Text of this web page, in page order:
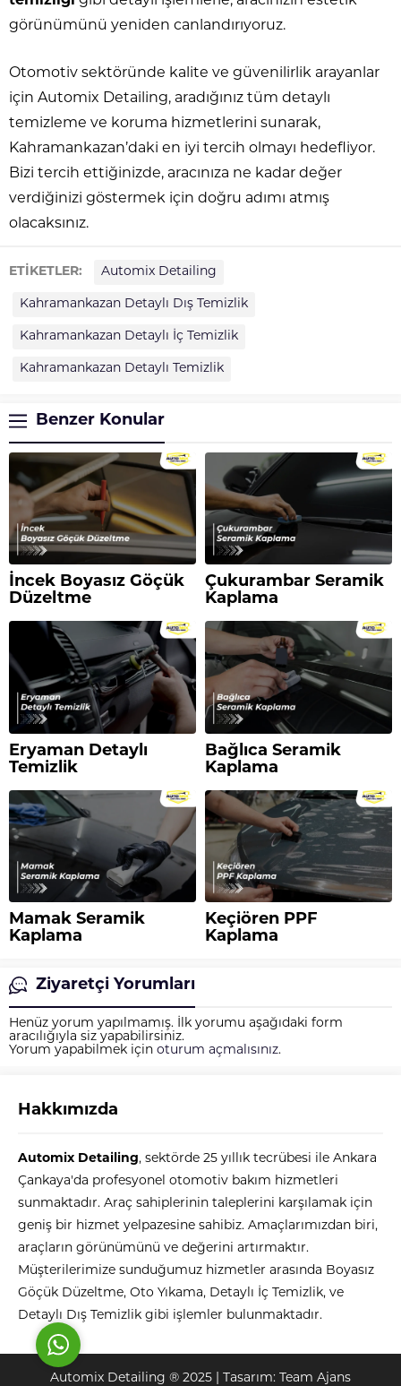
görünümünü yeniden canlandırıyoruz.
Otomotiv sektöründe kalite ve güvenilirlik arayanlar
için Automix Detailing, aradığınız tüm detaylı
temizleme ve koruma hizmetlerini sunarak,
Kahramankazan’daki en iyi tercih olmayı hedefliyor.
Bizi tercih ettiğinizde, aracınıza ne kadar değer
verdiğinizi göstermek için doğru adımı atmış
olacaksınız.
ETİKETLER: Automix Detailing
Kahramankazan Detaylı Dış Temizlik
Kahramankazan Detaylı İç Temizlik
Kahramankazan Detaylı Temizlik
Benzer Konular
İncek Boyasız Göçük
Düzeltme
Çukurambar Seramik
Kaplama
Eryaman Detaylı
Temizlik
Bağlıca Seramik
Kaplama
Mamak Seramik
Kaplama
Keçiören PPF
Kaplama
Ziyaretçi Yorumları
Henüz yorum yapılmamış. İlk yorumu aşağıdaki form
aracılığıyla siz yapabilirsiniz.
Yorum yapabilmek için oturum açmalısınız.
Hakkımızda
Automix Detailing, sektörde 25 yıllık tecrübesi ile Ankara
Çankaya'da profesyonel otomotiv bakım hizmetleri
sunmaktadır. Araç sahiplerinin taleplerini karşılamak için
geniş bir hizmet yelpazesine sahibiz. Amaçlarımızdan biri,
araçların görünümünü ve değerini artırmaktır.
Müşterilerimize sunduğumuz hizmetler arasında Boyasız
Göçük Düzeltme, Oto Yıkama, Detaylı İç Temizlik, ve
Detaylı Dış Temizlik gibi işlemler bulunmaktadır.
Automix Detailing ® 2025 | Tasarım: Team Ajans
Automix
Cevap Yaz